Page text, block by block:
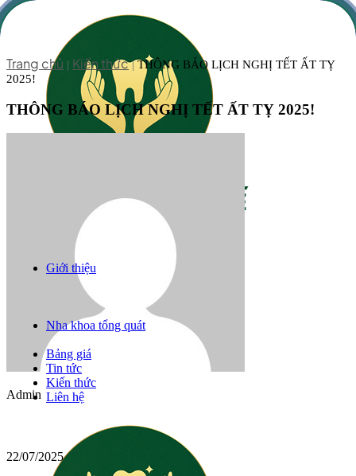
Giới thiệu
Răng sứ thẩm mỹ
Niềng răng
Trồng răng implant
Nha khoa tổng quát
Câu chuyện khách hàng
Bảng giá
Tin tức
Kiến thức
Liên hệ
Trang chủ | Kiến thức|THÔNG BÁO LỊCH NGHỊ TẾT ẤT TỴ
2025!
THÔNG BÁO LỊCH NGHỊ TẾT ẤT TỴ 2025!
Admin
22/07/2025